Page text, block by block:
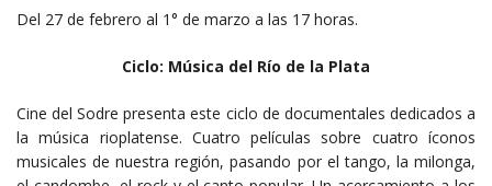
Del 27 de febrero al 1° de marzo a las 17 horas.
Ciclo: Música del Río de la Plata
Cine del Sodre presenta este ciclo de documentales dedicados a
la música rioplatense. Cuatro películas sobre cuatro íconos
musicales de nuestra región, pasando por el tango, la milonga,